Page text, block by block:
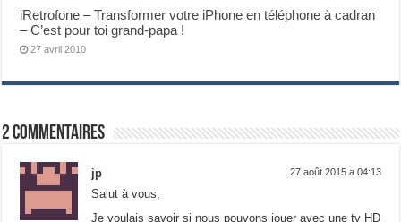
iRetrofone – Transformer votre iPhone en téléphone à cadran
– C’est pour toi grand-papa !
27 avril 2010
2 commentaires
jp 27 août 2015 a 04:13
Salut à vous,
Je voulais savoir si nous pouvons jouer avec une tv HD